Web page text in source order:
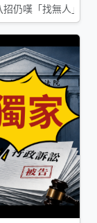
仍嘆「找無人」